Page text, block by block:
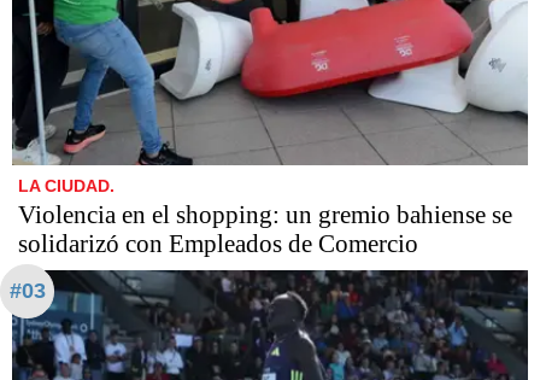
LA CIUDAD.
Violencia en el shopping: un gremio bahiense se
solidarizó con Empleados de Comercio
#03